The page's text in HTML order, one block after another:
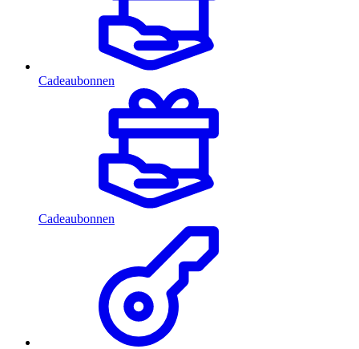
Cadeaubonnen
Cadeaubonnen